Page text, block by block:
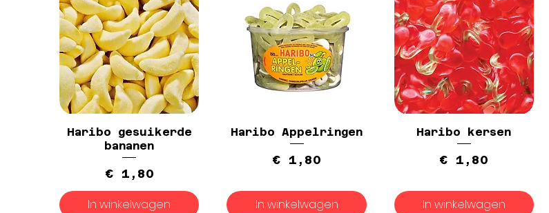
Haribo gesuikerde
bananen
Prijs
€ 1,80
In winkelwagen
Haribo Appelringen
Prijs
€ 1,80
In winkelwagen
Haribo kersen
Prijs
€ 1,80
In winkelwagen